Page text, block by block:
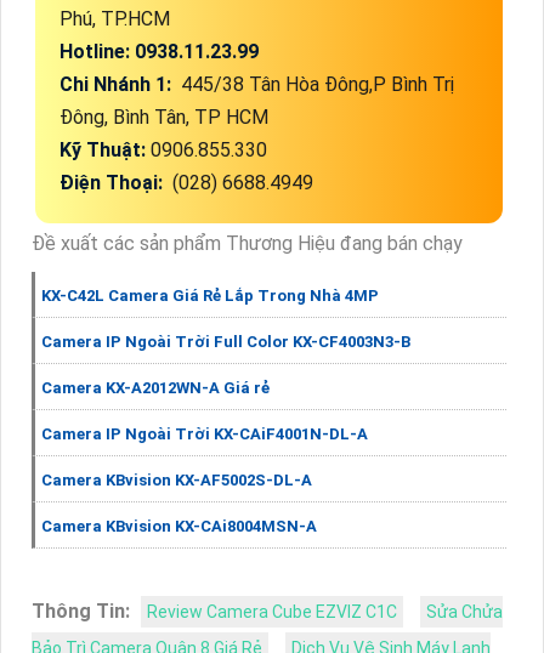
Phú, TP.HCM
Hotline: 0938.11.23.99
Chi Nhánh 1: 445/38 Tân Hòa Đông,P Bình Trị
Đông, Bình Tân, TP HCM
Kỹ Thuật: 0906.855.330
Điện Thoại: (028) 6688.4949
Đề xuất các sản phẩm Thương Hiệu đang bán chạy
KX-C42L Camera Giá Rẻ Lắp Trong Nhà 4MP
Camera IP Ngoài Trời Full Color KX-CF4003N3-B
Camera KX-A2012WN-A Giá rẻ
Camera IP Ngoài Trời KX-CAiF4001N-DL-A
Camera KBvision KX-AF5002S-DL-A
Camera KBvision KX-CAi8004MSN-A
Thông Tin: Review Camera Cube EZVIZ C1C
Sửa Chửa
Bảo Trì Camera Quận 8 Giá Rẻ
Dịch Vụ Vệ Sinh Máy Lạnh